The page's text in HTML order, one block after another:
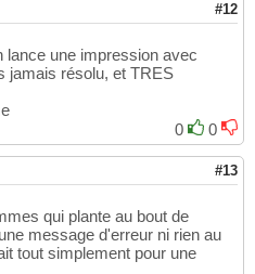
#12
lance une impression avec
jamais résolu, et TRES
0
0
#13
qui plante au bout de
message d'erreur ni rien au
tout simplement pour une